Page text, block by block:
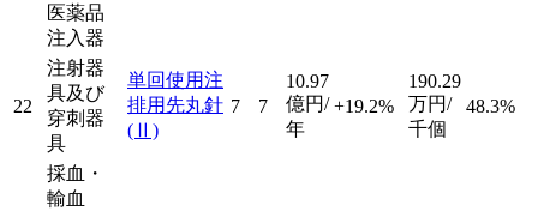
医薬品
注入器
22
注射器
具及び
穿刺器
具
単回使用注
排用先丸針
(Ⅱ)
7 7
10.97
億円/
年
+19.2%
190.29
万円/
千個
48.3%
採血・
輸血